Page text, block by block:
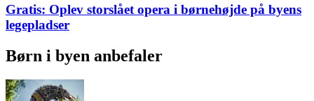
Gratis: Oplev storslået opera i børnehøjde på byens
legepladser
Børn i byen anbefaler